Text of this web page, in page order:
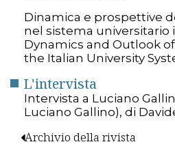
Dinamica e prospettive
nel sistema universitario
Dynamics and Outlook
the Italian University
L'intervista
Intervista a Luciano
Luciano Gallino), di
Archivio della rivista